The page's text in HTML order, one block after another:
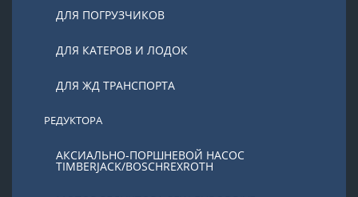
ДЛЯ ПОГРУЗЧИКОВ
ДЛЯ КАТЕРОВ И ЛОДОК
ДЛЯ ЖД ТРАНСПОРТА
РЕДУКТОРА
АКСИАЛЬНО-ПОРШНЕВОЙ НАСОС
TIMBERJACK/BOSCHREXROTH